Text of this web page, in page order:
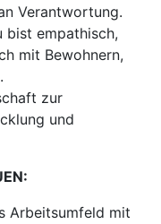
Verantwortung.
bist empathisch,
mit Bewohnern,
zur
und
Arbeitsumfeld mit